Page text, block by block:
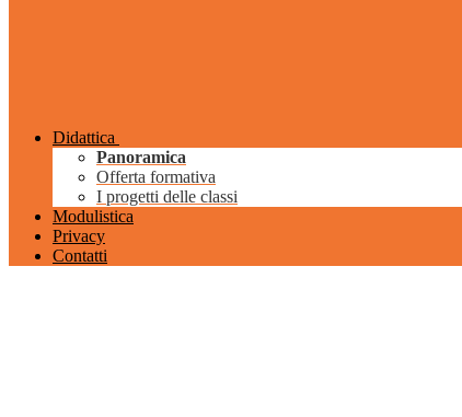
Didattica
Panoramica
Offerta formativa
I progetti delle classi
Modulistica
Privacy
Contatti